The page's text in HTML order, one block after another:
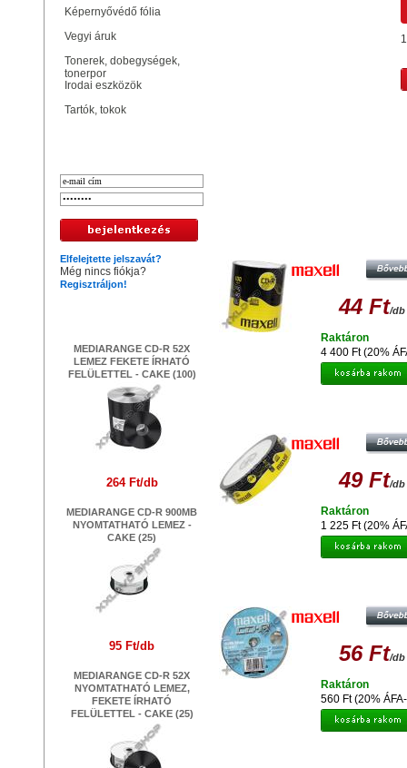
Képernyővédő fólia
Vegyi áruk
Tonerek, dobegységek,
tonerpor
Irodai eszközök
Tartók, tokok
Elfelejtette jelszavát?
Még nincs fiókja?
Regisztráljon!
MEDIARANGE CD-R 52X
LEMEZ FEKETE ÍRHATÓ
FELÜLETTEL - CAKE (100)
264 Ft/db
MEDIARANGE CD-R 900MB
NYOMTATHATÓ LEMEZ -
CAKE (25)
95 Ft/db
MEDIARANGE CD-R 52X
NYOMTATHATÓ LEMEZ,
FEKETE ÍRHATÓ
FELÜLETTEL - CAKE (25)
44 Ft/db
4 400 Ft (20%
Raktáron
49 Ft/db
1 225 Ft (20%
Raktáron
56 Ft/db
560 Ft (20%
Raktáron